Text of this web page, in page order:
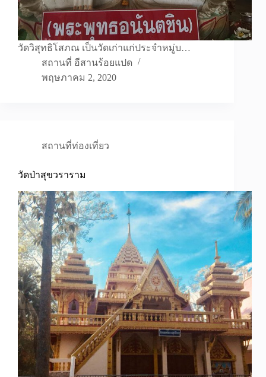
วัดวิสุทธิโสภณ เป็นวัดเก่าแก่ประจำหมู่บ…
สถานที่ อีสานร้อยแปด
พฤษภาคม 2, 2020
สถานที่ท่องเที่ยว
วัดป่าสุขวราราม